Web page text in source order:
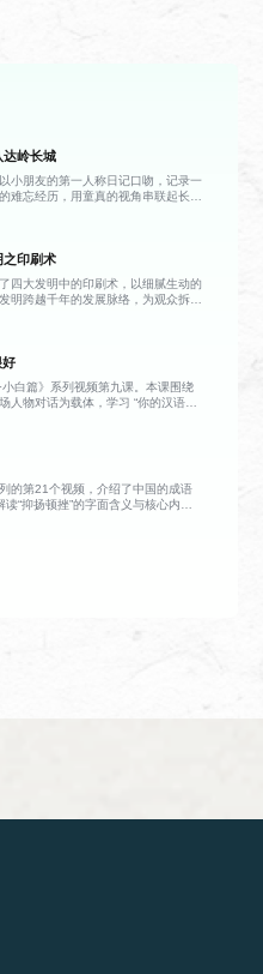
通过汉
路·入门篇》
课程简介
通过汉语
通过对
文化，助
用新闻
结构，
简要介
达岭长城
小朋友的第一人称日记口吻，记录一
难忘经历，用童真的视角串联起长城
领观众沉浸式感受这座世界文化遗产
当天由父亲驾车带全家前往八达岭
，宛如一条雄伟的灰色巨龙盘踞在青
便已出现，历经漫长岁月留存至今；
高耸的建筑，其中烽火台是古代传递
城士兵驻守屯兵、存放物资。 游览
规模。听完这些故事，小男孩不再只
懂了它承载的历史重量，也真切体会
意。
之印刷术
四大发明中的印刷术，以细腻生动的
明跨越千年的发展脉络，为观众拆解
成熟的演进之路，解锁藏在典籍与文
先回溯了印刷术的早期形态——唐
案反向雕刻于板面之上，再刷墨覆纸
书籍效率低下、错漏频发的局限，让
飞跃。但与此同时，雕版印刷的短板
便需雕刻一整套新版，一旦刻错一
频将镜头转向北宋时期，还原了活字
民工匠毕昇常年从事雕版工作，一次
多日心血的版面眼看就要作废，满心
：既然整版雕刻容错率太低，何不将
？排版时按需组合，错字可随时替
。顺着这个思路，他反复试验改良，
好
白篇》系列视频第九课。本课围绕
人物对话为载体，学习 “你的汉语很
语、写汉字相关日常表达。课程重点
”、形容词谓语句的含义与用法。课
的第21个视频，介绍了中国的成语
读“抑扬顿挫”的字面含义与核心内涵
” 的演说实例与生活各类场景中的
经典演说案例拆解技巧：“扬” 代表声